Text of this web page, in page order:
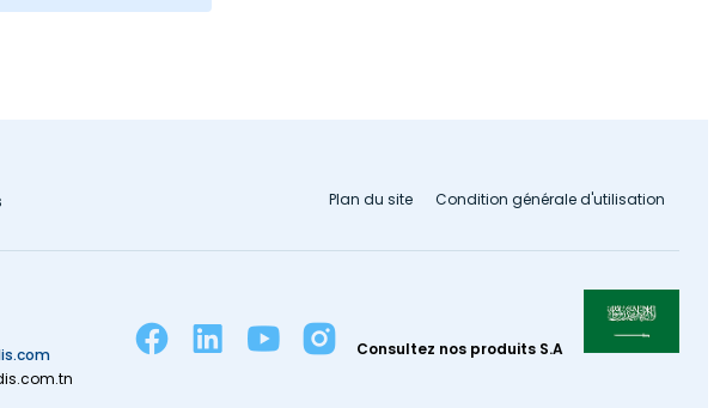
Condition générale d'utilisation
Plan du site
Consultez nos produits S.A